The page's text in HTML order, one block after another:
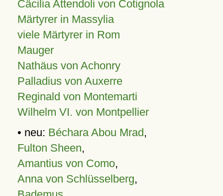
Cäcilia Attendoli von Cotignola
Märtyrer in Massylia
viele Märtyrer in Rom
Mauger
Nathäus von Achonry
Palladius von Auxerre
Reginald von Montemarti
Wilhelm VI. von Montpellier
• neu: Béchara Abou Mrad,
Fulton Sheen,
Amantius von Como,
Anna von Schlüsselberg,